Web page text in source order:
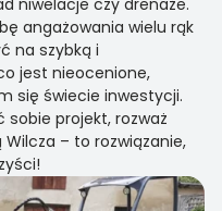
niwelacje czy drenaże.
angażowania wielu rąk
na szybką i
jest nieocenione,
się świecie inwestycji.
sobie projekt, rozważ
– to rozwiązanie,